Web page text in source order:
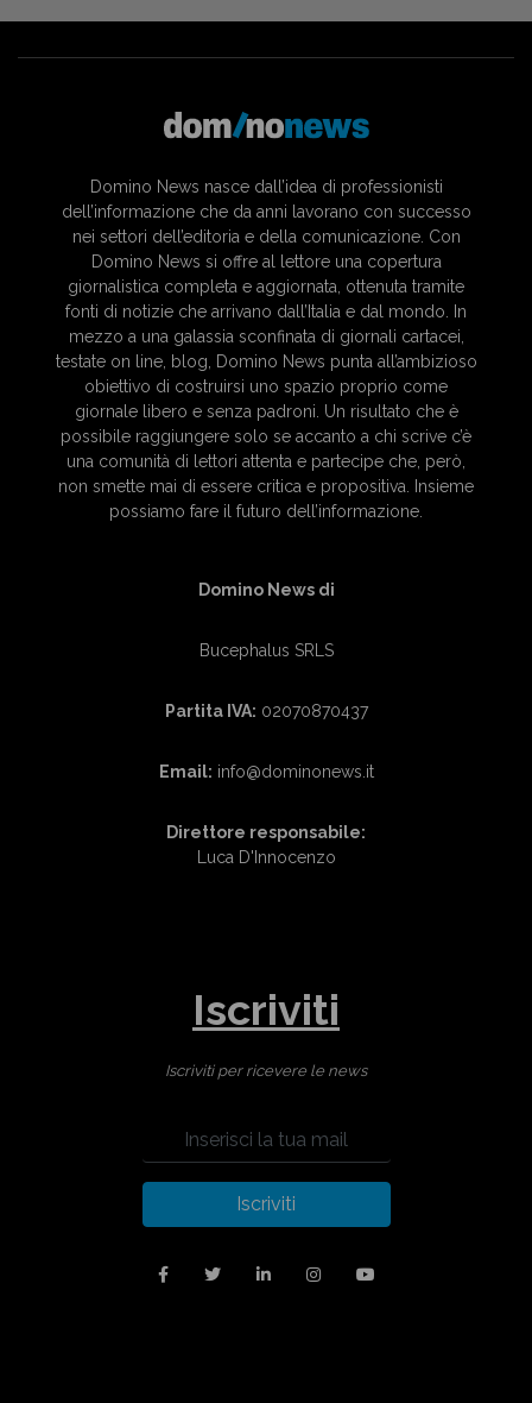
Domino News nasce dall’idea di professionisti
dell’informazione che da anni lavorano con successo
nei settori dell’editoria e della comunicazione. Con
Domino News si offre al lettore una copertura
giornalistica completa e aggiornata, ottenuta tramite
fonti di notizie che arrivano dall’Italia e dal mondo. In
mezzo a una galassia sconfinata di giornali cartacei,
testate on line, blog, Domino News punta all’ambizioso
obiettivo di costruirsi uno spazio proprio come
giornale libero e senza padroni. Un risultato che è
possibile raggiungere solo se accanto a chi scrive c’è
una comunità di lettori attenta e partecipe che, però,
non smette mai di essere critica e propositiva. Insieme
possiamo fare il futuro dell’informazione.
Domino News di
Bucephalus SRLS
Partita IVA: 02070870437
Email: info@dominonews.it
Direttore responsabile:
Luca D'Innocenzo
Iscriviti
Iscriviti per ricevere le news
Iscriviti